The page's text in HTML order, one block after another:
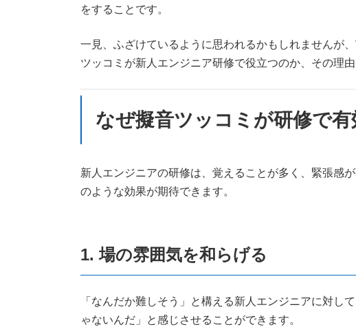
をすることです。
一見、ふざけているように思われるかもしれませんが
ツッコミが新人エンジニア研修で役立つのか、その理
なぜ擬音ツッコミが研修で有
新人エンジニアの研修は、覚えることが多く、緊張感
のような効果が期待できます。
1. 場の雰囲気を和らげる
「なんだか難しそう」と構える新人エンジニアに対し
ゃないんだ」と感じさせることができます。